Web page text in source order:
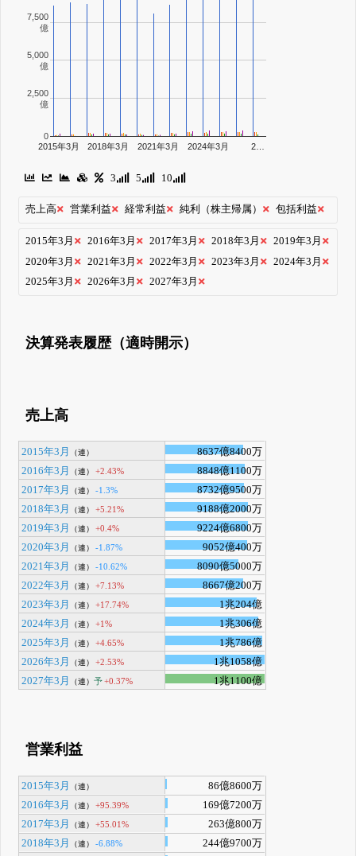
2015年3月 2018年3月 2021年3月 2024年3月 2…
0
2,500
億
5,000
億
7,500
億
3 5 10
売上高 営業利益 経常利益 純利（株主帰属） 包括利益
2015年3月 2016年3月 2017年3月 2018年3月
2019年3月
2020年3月
2021年3月 2022年3月 2023年3月
2024年3月
2025年3月
2026年3月 2027年3月
決算発表履歴（適時開示）
売上高
2015年3月 （連）
8637億8400万
2016年3月
（連） +2.43%
8848億1100万
2017年3月
（連） -1.3%
8732億9500万
2018年3月
（連） +5.21%
9188億2000万
2019年3月
（連） +0.4%
9224億6800万
2020年3月
（連） -1.87%
9052億400万
2021年3月
（連） -10.62%
8090億5000万
2022年3月
（連） +7.13%
8667億200万
2023年3月
（連） +17.74%
1兆204億
2024年3月
（連） +1%
1兆306億
2025年3月
（連） +4.65%
1兆786億
2026年3月
（連） +2.53%
1兆1058億
2027年3月
（連）予+0.37% 1兆1100億
営業利益
2015年3月 （連）
86億8600万
2016年3月
（連） +95.39%
169億7200万
2017年3月
（連） +55.01%
263億800万
2018年3月
（連） -6.88%
244億9700万